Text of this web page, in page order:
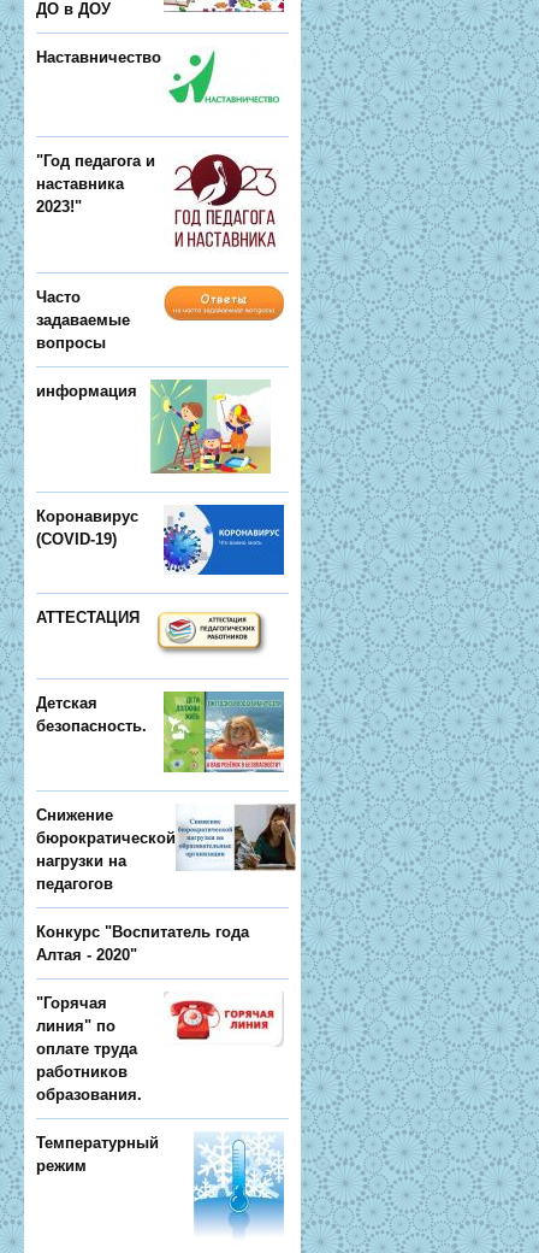
ДО в ДОУ
Наставничество
"Год педагога и
наставника
2023!"
Часто
задаваемые
вопросы
информация
Коронавирус
(COVID-19)
АТТЕСТАЦИЯ
Детская
безопасность.
Снижение
бюрократической
нагрузки на
педагогов
Конкурс "Воспитатель года
Алтая - 2020"
"Горячая
линия" по
оплате труда
работников
образования.
Температурный
режим